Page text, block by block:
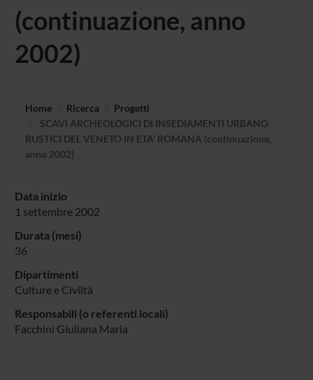
(continuazione, anno
2002)
Home Ricerca
Progetti
SCAVI ARCHEOLOGICI DI INSEDIAMENTI URBANO
RUSTICI DEL VENETO IN ETA' ROMANA (continuazione,
anno 2002)
Data inizio
1 settembre 2002
Durata (mesi)
36
Dipartimenti
Culture e Civiltà
Responsabili (o referenti locali)
Facchini Giuliana Maria